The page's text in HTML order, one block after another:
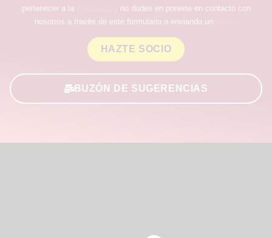
pertenecer a la
, no dudes en ponerte en contacto con
nosotros a través de este formulario o enviando un
HAZTE SOCIO
BUZÓN DE SUGERENCIAS